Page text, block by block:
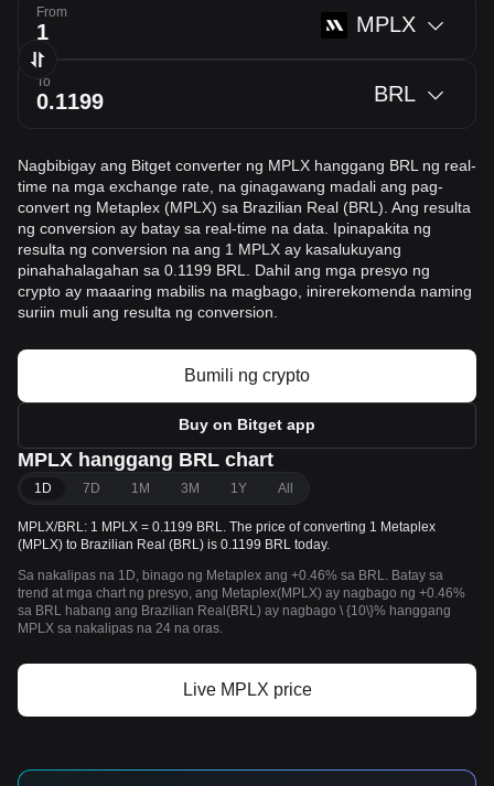
From MPLX
To BRL
Nagbibigay ang Bitget converter ng MPLX hanggang BRL ng real-
time na mga exchange rate, na ginagawang madali ang pag-
convert ng Metaplex (MPLX) sa Brazilian Real (BRL). Ang resulta
ng conversion ay batay sa real-time na data. Ipinapakita ng
resulta ng conversion na ang 1 MPLX ay kasalukuyang
pinahahalagahan sa 0.1199 BRL. Dahil ang mga presyo ng
crypto ay maaaring mabilis na magbago, inirerekomenda naming
suriin muli ang resulta ng conversion.
Bumili ng crypto
Buy on Bitget app
MPLX hanggang BRL chart
1D 7D 1M 3M 1Y All
MPLX/BRL: 1 MPLX = 0.1199 BRL. The price of converting 1 Metaplex
(MPLX) to Brazilian Real (BRL) is 0.1199 BRL today.
Sa nakalipas na 1D, binago ng Metaplex ang +0.46% sa BRL. Batay sa
trend at mga chart ng presyo, ang Metaplex(MPLX) ay nagbago ng +0.46%
sa BRL habang ang Brazilian Real(BRL) ay nagbago \ {10\}% hanggang
MPLX sa nakalipas na 24 na oras.
Live MPLX price